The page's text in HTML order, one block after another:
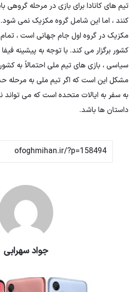
تیم های کانادا برای بازی در مرحله گروهی
کنند ، اما این شامل گروه مکزیک نمی
مکزیک در گروه اول جام جهانی است ،
کشور برگزار می کند. با توجه به پیشینه
سیاسی ، بازی های تیم ملی احتمالاً به
مشکل این است که اگر تیم ملی به مرحله
به سفر به ایالات متحده است که می تواند
داستان ها باشد.
جواد سهرابی